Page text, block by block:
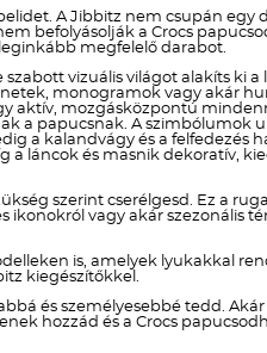
Nyári új
A Jibbitz nem csupán egy
befolyásolják a Crocs
megfelelő darabot.
vizuális világot alakíts ki a
monogramok vagy akár
aktív, mozgásközpontú
a papucsnak. A szimbólumok
a kalandvágy és a felfedezés
láncok és masnik dekoratív,
szerint cserélgesd. Ez a
vagy akár szezonális
is, amelyek lyukakkal
kiegészítőkkel.
és személyesebbé tedd.
hozzád és a Crocs